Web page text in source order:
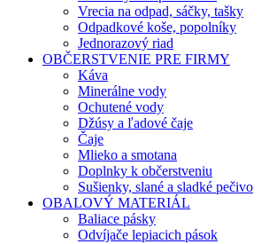
Vrecia na odpad, sáčky, tašky
Odpadkové koše, popolníky
Jednorazový riad
OBČERSTVENIE PRE FIRMY
Káva
Minerálne vody
Ochutené vody
Džúsy a ľadové čaje
Čaje
Mlieko a smotana
Doplnky k občerstveniu
Sušienky, slané a sladké pečivo
OBALOVÝ MATERIÁL
Baliace pásky
Odvíjače lepiacich pások